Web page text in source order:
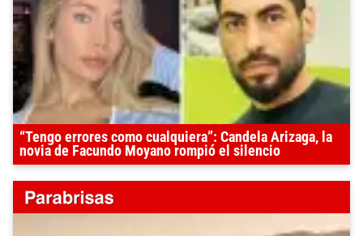
“Tengo errores como cualquiera”: Candela Arizaga, la
novia de Facundo Moyano rompió el silencio